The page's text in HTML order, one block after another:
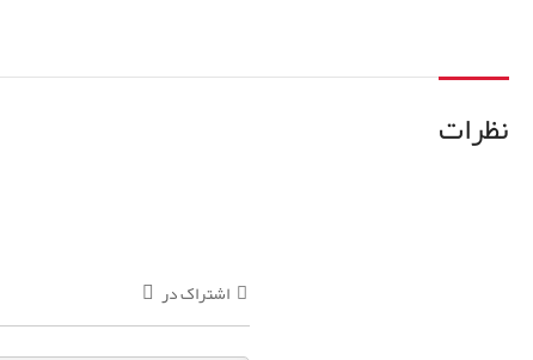
نظرات
اشتراک در